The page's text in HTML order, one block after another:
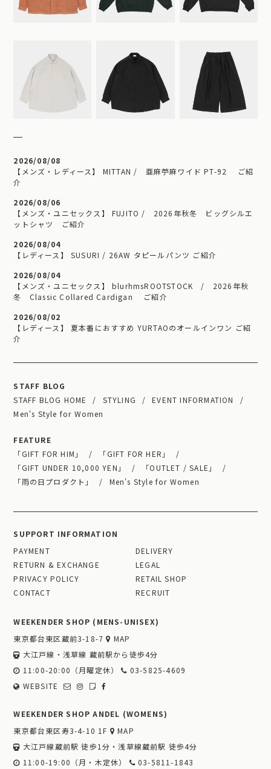
2026/08/08
【メンズ・レディース】 MITTAN / 亜麻苧麻ワイド PT-92 ご紹
介
2026/08/06
【メンズ・ユニセックス】 FUJITO / 2026年秋冬 ビッグシルエ
ットシャツ ご紹介
2026/08/04
【レディース】 SUSURI / 26AW タピールパンツ ご紹介
2026/08/04
【メンズ・ユニセックス】 blurhmsROOTSTOCK / 2026年秋
冬 Classic Collared Cardigan ご紹介
2026/08/02
【レディース】 夏本番におすすめ YURTAOのオールインワン ご紹
介
STAFF BLOG
STAFF BLOG HOME
STYLING
EVENT INFORMATION
Men's Style for Women
FEATURE
「GIFT FOR HIM」
「GIFT FOR HER」
「GIFT UNDER 10,000 YEN」
「OUTLET / SALE」
「雨の日プロダクト」
Men's Style for Women
SUPPORT INFORMATION
PAYMENT
DELIVERY
RETURN & EXCHANGE
LEGAL
PRIVACY POLICY
RETAIL SHOP
CONTACT
RECRUIT
WEEKENDER SHOP (MENS-UNISEX)
東京都台東区蔵前3-18-7
MAP
大江戸線・浅草線 蔵前駅から徒歩4分
11:00-20:00（月曜定休）
03-5825-4609
WEBSITE
WEEKENDER SHOP ANDEL (WOMENS)
東京都台東区寿3-4-10 1F
MAP
大江戸線蔵前駅 徒歩1分・浅草線蔵前駅 徒歩4分
11:00-19:00（月・木定休）
03-5811-1843